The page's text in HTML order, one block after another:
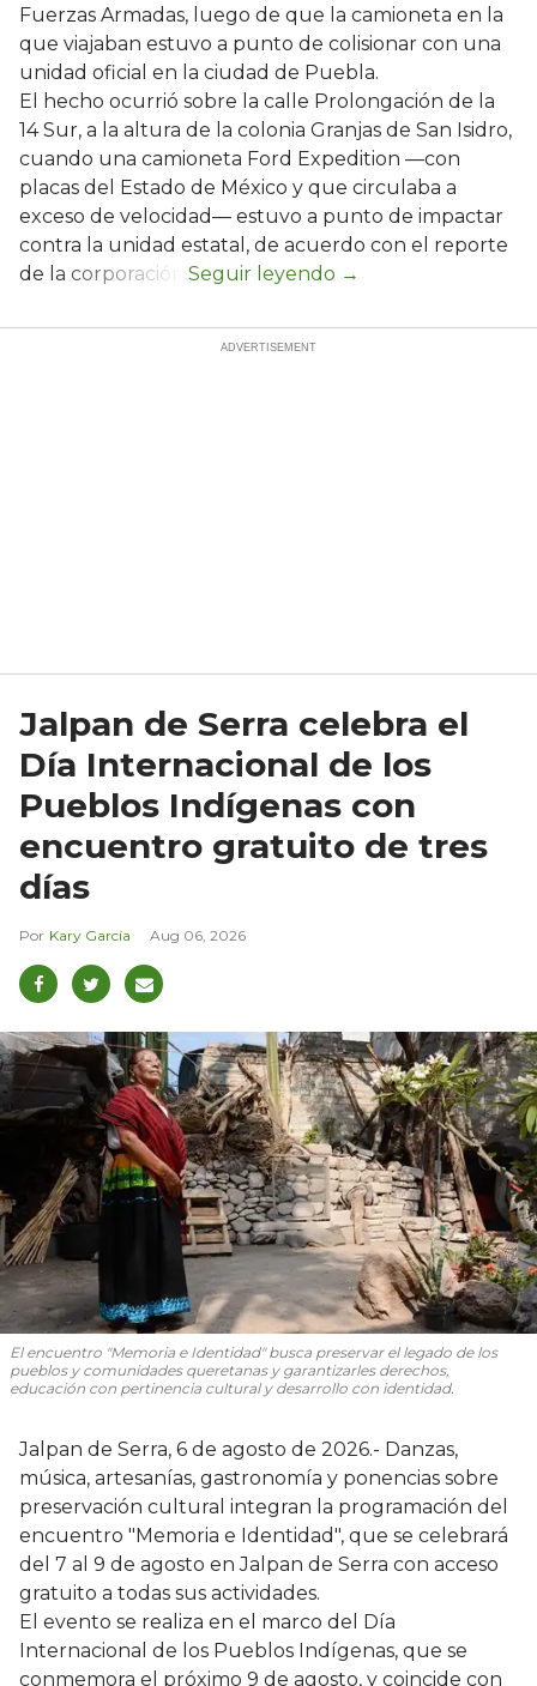
Fuerzas Armadas, luego de que la camioneta en la
que viajaban estuvo a punto de colisionar con una
unidad oficial en la ciudad de Puebla.
El hecho ocurrió sobre la calle Prolongación de la
14 Sur, a la altura de la colonia Granjas de San Isidro,
cuando una camioneta Ford Expedition —con
placas del Estado de México y que circulaba a
exceso de velocidad— estuvo a punto de impactar
contra la unidad estatal, de acuerdo con el reporte
de la corporación.
Jalpan de Serra celebra el
Día Internacional de los
Pueblos Indígenas con
encuentro gratuito de tres
días
Kary García Aug 06, 2026
El encuentro "Memoria e Identidad" busca preservar el legado de los
pueblos y comunidades queretanas y garantizarles derechos,
educación con pertinencia cultural y desarrollo con identidad.
Jalpan de Serra, 6 de agosto de 2026.- Danzas,
música, artesanías, gastronomía y ponencias sobre
preservación cultural integran la programación del
encuentro "Memoria e Identidad", que se celebrará
del 7 al 9 de agosto en Jalpan de Serra con acceso
gratuito a todas sus actividades.
El evento se realiza en el marco del Día
Internacional de los Pueblos Indígenas, que se
conmemora el próximo 9 de agosto, y coincide con